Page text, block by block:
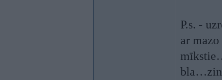
P.s. -
ar